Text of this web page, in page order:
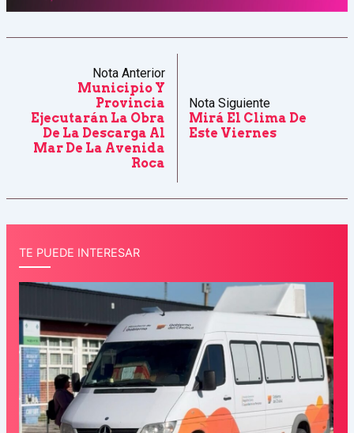
Nota Anterior
Municipio Y
Provincia
Ejecutarán La Obra
De La Descarga Al
Mar De La Avenida
Roca
Nota Siguiente
Mirá El Clima De
Este Viernes
TE PUEDE INTERESAR